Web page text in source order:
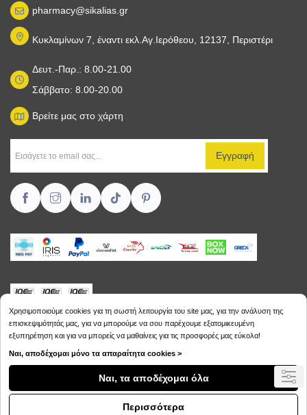
pharmacy@sikalias.gr
Κυκλαμίνων 7, έναντι εκλ.Αγ.Ιερόθεου, 12137, Περιστέρι
Δευτ.-Παρ.: 8.00-21.00
Σάββατο: 8.00-20.00
Βρείτε μας στο χάρτη
Copyright © 2026Sikalias.gr
Χρησιμοποιούμε cookies για τη σωστή λειτουργία του site μας, για την ανάλυση της
επισκεψιμότητάς μας, για να μπορούμε να σου παρέχουμε εξατομικευμένη
εξυπηρέτηση και για να μπορείς να μαθαίνεις για τις προσφορές μας εύκολα!
Ναι, αποδέχομαι μόνο τα απαραίτητα cookies >
Ναι, τα αποδέχομαι όλα
Περισσότερα